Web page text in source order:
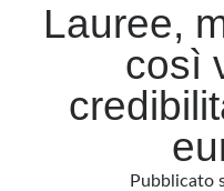
Lauree,
così
Pubblicato